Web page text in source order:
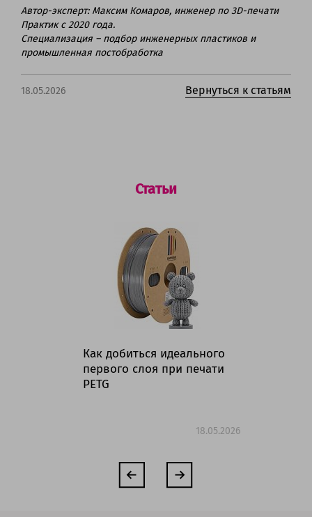
Автор-эксперт: Максим Комаров, инженер по 3D-печати
Практик с 2020 года.
Специализация – подбор инженерных пластиков и
промышленная постобработка
18.05.2026 Вернуться к статьям
Статьи
Как добиться идеального
первого слоя при печати
PETG
18.05.2026